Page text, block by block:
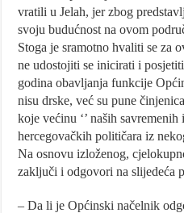
vratili u Jelah, jer zbog
svoju budućnost na ovom
Stoga je sramotno hvaliti se za
ne udostojiti se inicirati i
godina obavljanja funkcije
nisu drske, već su pune
koje većinu ‘’ naših savremenih
hercegovačkih političara iz
Na osnovu izloženog,
zaključi i odgovori na slijedeća
– Da li je Općinski načelnik